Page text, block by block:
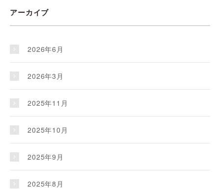
アーカイブ
2026年6月
2026年3月
2025年11月
2025年10月
2025年9月
2025年8月